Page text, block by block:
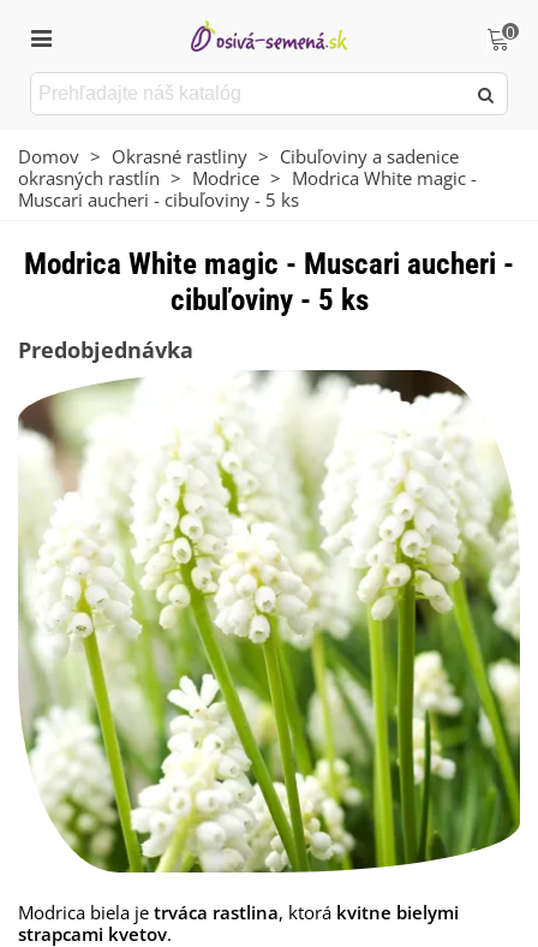
0
Domov > Okrasné rastliny > Cibuľoviny a sadenice
okrasných rastlín > Modrice > Modrica White magic -
Muscari aucheri - cibuľoviny - 5 ks
Modrica White magic - Muscari aucheri -
cibuľoviny - 5 ks
Predobjednávka
Modrica biela je trváca rastlina, ktorá kvitne bielymi
strapcami kvetov.